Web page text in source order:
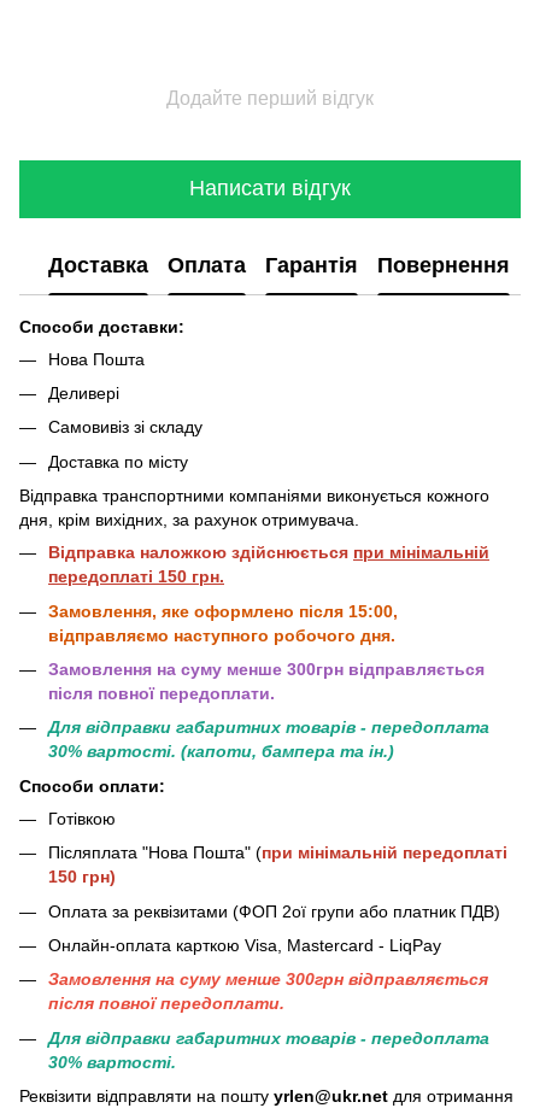
Додайте перший відгук
Написати відгук
Доставка Оплата Гарантія Повернення
Способи доставки:
Нова Пошта
Деливері
Самовивіз зі складу
Доставка по місту
Відправка транспортними компаніями виконується кожного
дня, крім вихідних, за рахунок отримувача.
Відправка наложкою здійснюється при мінімальній
передоплаті 150 грн.
Замовлення, яке оформлено після 15:00,
відправляємо наступного робочого дня.
Замовлення на суму менше 300грн відправляється
після повної передоплати.
Для відправки габаритних товарів - передоплата
30% вартості. (капоти, бампера та ін.)
Способи оплати:
Готівкою
Післяплата "Нова Пошта" (при мінімальній передоплаті
150 грн)
Оплата за реквізитами (ФОП 2ої групи або платник ПДВ)
Онлайн-оплата карткою Visa, Mastercard - LiqPay
Замовлення на суму менше 300грн вiдправляється
пiсля повної передоплати.
Для відправки габаритних товарів - передоплата
30% вартості.
Реквізити відправляти на пошту yrlen@ukr.net для отримання